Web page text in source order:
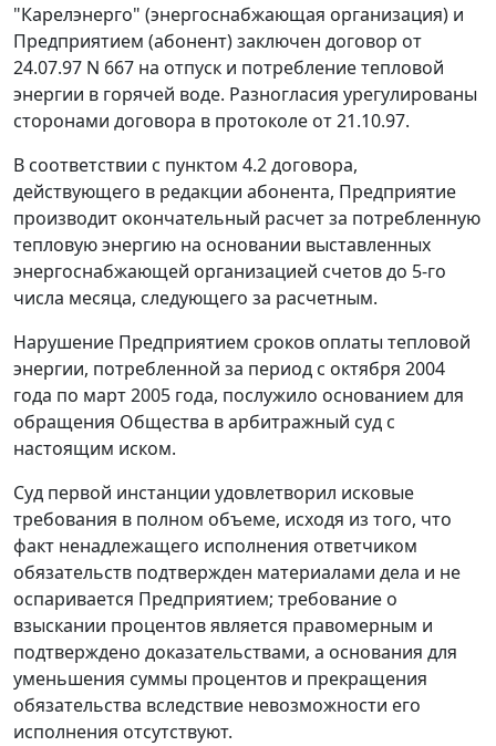
"Карелэнерго" (энергоснабжающая организация) и
Предприятием (абонент) заключен договор от
24.07.97 N 667 на отпуск и потребление тепловой
энергии в горячей воде. Разногласия урегулированы
сторонами договора в протоколе от 21.10.97.
В соответствии с пунктом 4.2 договора,
действующего в редакции абонента, Предприятие
производит окончательный расчет за потребленную
тепловую энергию на основании выставленных
энергоснабжающей организацией счетов до 5-го
числа месяца, следующего за расчетным.
Нарушение Предприятием сроков оплаты тепловой
энергии, потребленной за период с октября 2004
года по март 2005 года, послужило основанием для
обращения Общества в арбитражный суд с
настоящим иском.
Суд первой инстанции удовлетворил исковые
требования в полном объеме, исходя из того, что
факт ненадлежащего исполнения ответчиком
обязательств подтвержден материалами дела и не
оспаривается Предприятием; требование о
взыскании процентов является правомерным и
подтверждено доказательствами, а основания для
уменьшения суммы процентов и прекращения
обязательства вследствие невозможности его
исполнения отсутствуют.